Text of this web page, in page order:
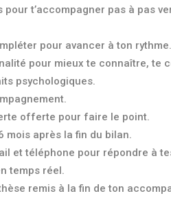
pour t’accompagner pas à pas
pour avancer à ton rythme.
pour mieux te connaître, te
psychologiques.
offerte pour faire le point.
mois après la fin du bilan.
et téléphone pour répondre à
temps réel.
remis à la fin de ton